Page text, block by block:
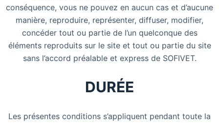
conséquence, vous ne pouvez en aucun cas et d’aucune
manière, reproduire, représenter, diffuser, modifier,
concéder tout ou partie de l’un quelconque des
éléments reproduits sur le site et tout ou partie du site
sans l’accord préalable et express de SOFIVET.
DURÉE
Les présentes conditions s’appliquent pendant toute la